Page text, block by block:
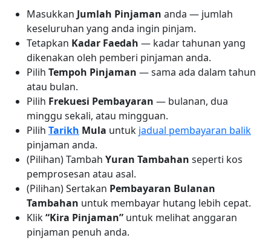
Masukkan Jumlah Pinjaman anda — jumlah
keseluruhan yang anda ingin pinjam.
Tetapkan Kadar Faedah — kadar tahunan yang
dikenakan oleh pemberi pinjaman anda.
Pilih Tempoh Pinjaman — sama ada dalam tahun
atau bulan.
Pilih Frekuesi Pembayaran — bulanan, dua
minggu sekali, atau mingguan.
Pilih Tarikh Mula untuk jadual pembayaran balik
pinjaman anda.
(Pilihan) Tambah Yuran Tambahan seperti kos
pemprosesan atau asal.
(Pilihan) Sertakan Pembayaran Bulanan
Tambahan untuk membayar hutang lebih cepat.
Klik“Kira Pinjaman” untuk melihat anggaran
pinjaman penuh anda.